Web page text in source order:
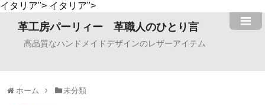
イタリア"> イタリア">
革工房パーリィー 革職人のひとり言
高品質なハンドメイドデザインのレザーアイテム
ホーム 未分類